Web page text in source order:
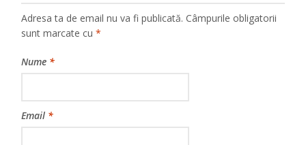
Adresa ta de email nu va fi publicată. Câmpurile obligatorii
sunt marcate cu*
Nume *
Email *